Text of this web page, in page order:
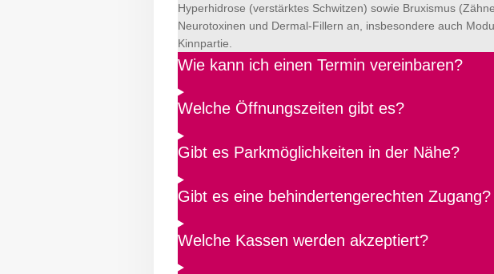
Hyperhidrose (verstärktes Schwitzen) sowie Bruxismus
Neurotoxinen und Dermal-Fillern an, insbesondere auch
Kinnpartie.
Wie kann ich einen Termin vereinbaren?
Welche Öffnungszeiten gibt es?
Gibt es Parkmöglichkeiten in der Nähe?
Gibt es eine behindertengerechten Zugang?
Welche Kassen werden akzeptiert?